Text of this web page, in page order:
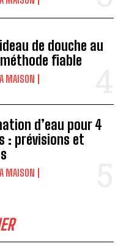
de douche au
fiable
MAISON
d’eau pour 4
: prévisions et
MAISON